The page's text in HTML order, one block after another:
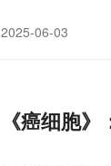
2025-06-03
《癌细胞